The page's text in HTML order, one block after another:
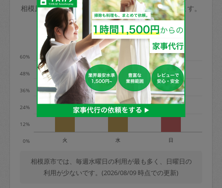
金額の100%＋交通費全額
※例：依頼日時／土曜日午前9時開始の場
合、水曜日午前9時以降はキャンセル料が
発生
水曜日9時〜金曜日9時まで＝依頼料金の
50%
金曜日9時～土曜日8時まで＝依頼金額の
100%
土曜日8時〜実施時間＝依頼金額の100%
＋交通費全額
依頼者不在による当日キャンセル＝依頼
金額の100%＋交通費全額
あわせてこちらも参照ください：初めて
利用します。注意しなくてはいけない点
はありますか？
相模原市のタスカジの利用データを元に掲載しています。
利用の多い曜日は？
0%
12%
24%
36%
48%
60%
火 水 日
相模原市では、毎週水曜日の利用が最も多く、日曜日の
利用が少ないです。(2026/08/09 時点での更新)